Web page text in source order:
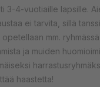
3-4-vuotiaille lapsille.
ei tarvita, sillä
mm. ryhmässä
ja muiden
haastetta!